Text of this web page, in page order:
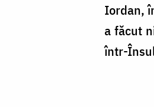
Iordan,
a făcut
într-